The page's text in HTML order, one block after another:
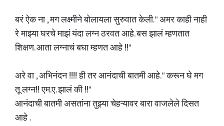
बरं ऐक ना , मग लक्ष्मीने बोलायला सुरुवात केली. " अमर काही नाही
रे माझ्या घरचे माझं यंदा लग्न ठरवत आहे. बस झालं म्हणतात
शिक्षण. आता लग्नाचं बघा म्हणत आहे !!"
अरे वा , अभिनंदन !!!! ही तर आनंदाची बातमी आहे. " करून घे मग
तू लग्न!! एम.ए. झालं की !!"
आनंदाची बातमी असतांना तुझ्या चेहऱ्यावर बारा वाजलेले दिसत
आहे .